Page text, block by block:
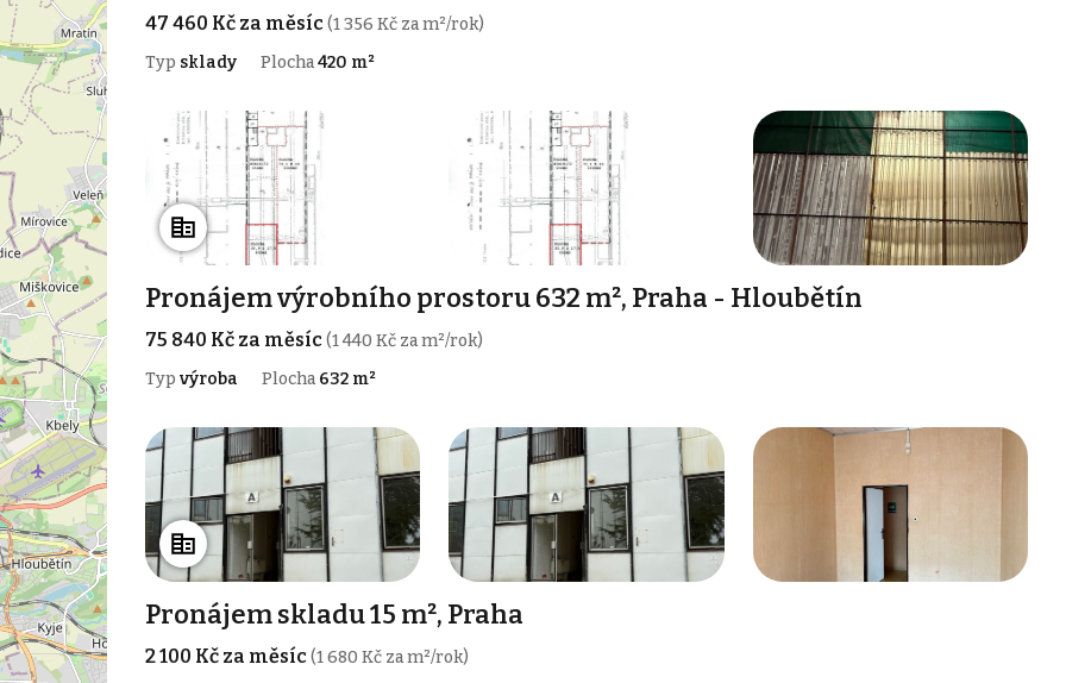
47 460 Kč za měsíc(1 356 Kč za m²/rok)
Typ sklady Plocha420 m²
Pronájem výrobního prostoru 632 m², Praha - Hloubětín
75 840 Kč za měsíc(1 440 Kč za m²/rok)
Typ výroba Plocha 632 m²
Pronájem skladu 15 m², Praha
2 100 Kč za měsíc(1 680 Kč za m²/rok)